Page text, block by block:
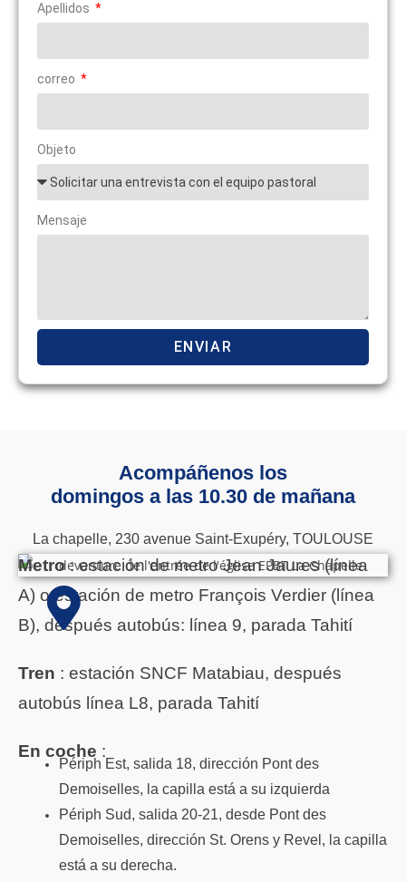
Apellidos
correo
Objeto
Mensaje
ENVIAR
Acompáñenos los
domingos a las 10.30 de mañana
La chapelle, 230 avenue Saint-Exupéry, TOULOUSE
Metro: estación de metro Jean Jaures (línea
A) o estación de metro François Verdier (línea
B), después autobús: línea 9, parada Tahití
Tren : estación SNCF Matabiau, después
autobús línea L8, parada Tahití
En coche :
Périph Est, salida 18, dirección Pont des
Demoiselles, la capilla está a su izquierda
Périph Sud, salida 20-21, desde Pont des
Demoiselles, dirección St. Orens y Revel, la capilla
está a su derecha.